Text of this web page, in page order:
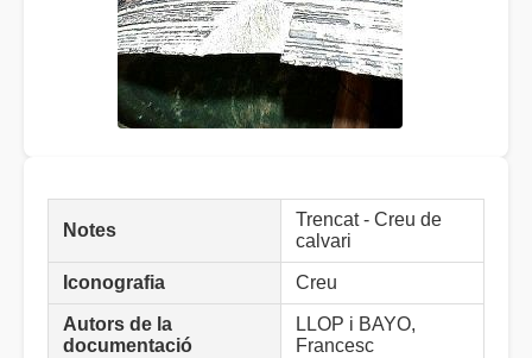
Notes
Trencat - Creu de
calvari
Iconografia Creu
Autors de la
documentació
LLOP i BAYO,
Francesc